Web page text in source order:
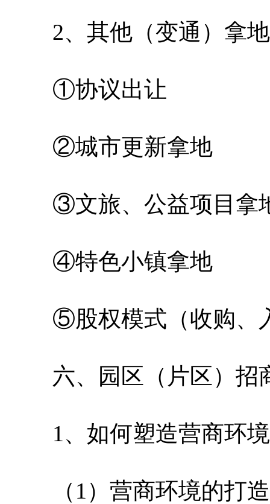
2、其他（变通）拿
①协议出让
②城市更新拿地
③文旅、公益项目拿
④特色小镇拿地
⑤股权模式（收购、
六、园区（片区）招
1、如何塑造营商环境
（1）营商环境的打造